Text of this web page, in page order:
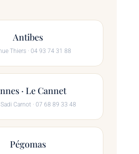
Antibes
Thiers · 04 93 74 31 88
· Le Cannet
Carnot · 07 68 89 33 48
Pégomas